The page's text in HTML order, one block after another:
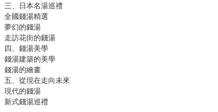
三、日本名湯巡禮
全國錢湯精選
夢幻的錢湯
走訪花街的錢湯
四、錢湯美學
錢湯建築的美學
錢湯的繪畫
五、從現在走向未來
現代的錢湯
新式錢湯巡禮